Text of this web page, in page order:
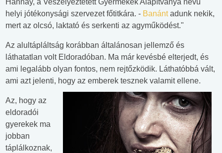
Hannay, a Veszélyeztetett Gyermekek Alapítványa nevű
helyi jótékonysági szervezet főtitkára. - Banántadunk nekik,
mert az olcsó, laktató és serkenti az agyműködést."
Az alultápláltság korábban általánosan jellemző és
láthatatlan volt Eldoradóban. Ma már kevésbé elterjedt, és
ami legalább olyan fontos, nem rejtőzködik. Láthatóbbá vált,
ami azt jelenti, hogy az emberek tesznek valamit ellene.
Az, hogy az
eldoradói
gyerekek ma
jobban
táplálkoznak,